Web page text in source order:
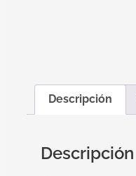
Descripción
Descripción